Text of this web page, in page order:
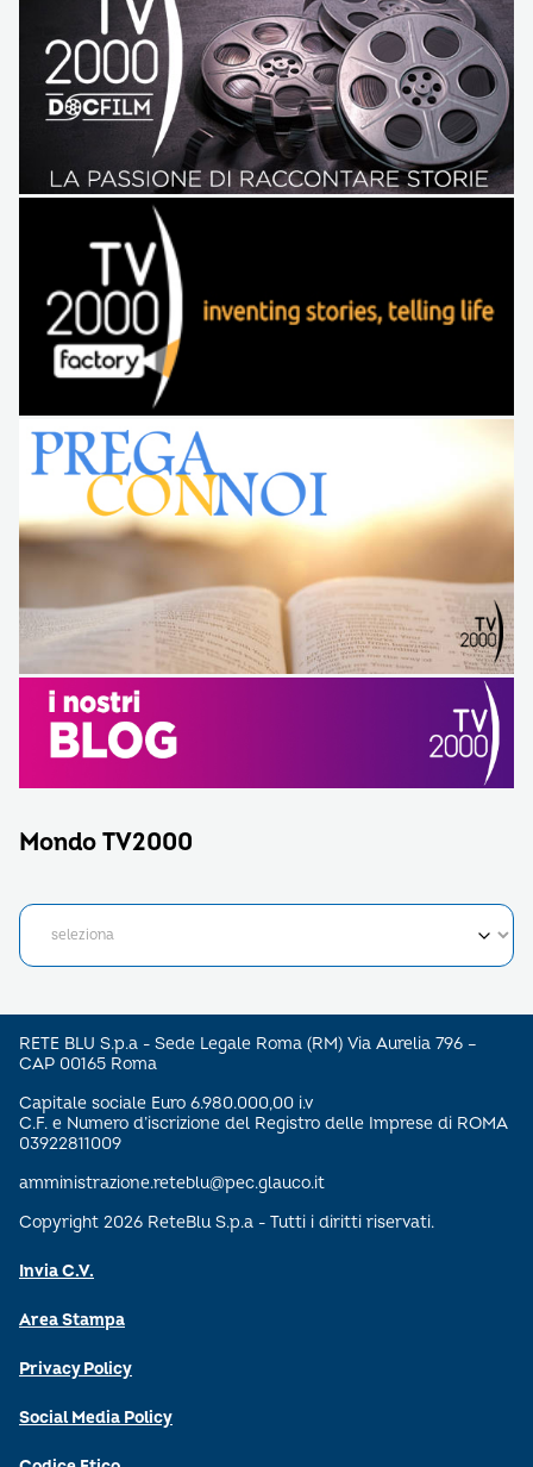
Mondo TV2000
RETE BLU S.p.a - Sede Legale Roma (RM) Via Aurelia 796 –
CAP 00165 Roma
Capitale sociale Euro 6.980.000,00 i.v
C.F. e Numero d’iscrizione del Registro delle Imprese di ROMA
03922811009
amministrazione.reteblu@pec.glauco.it
Copyright 2026 ReteBlu S.p.a - Tutti i diritti riservati.
Invia C.V.
Area Stampa
Privacy Policy
Social Media Policy